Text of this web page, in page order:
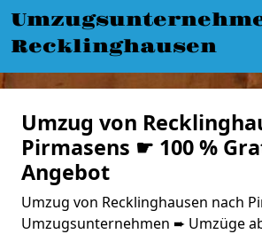
Recklinghausen
Umzug von
Pirmasens ☛ 100 %
Angebot
Umzug von Recklinghausen nach
Umzugsunternehmen ➨ Umzüge